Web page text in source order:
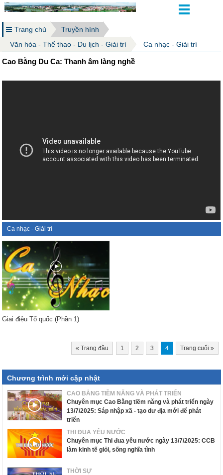
Trang chủ
Truyền hình
Văn hóa - Thể thao - Du lịch - Giải trí
Ca nhạc - Giải trí
Cao Bằng Du Ca: Thanh âm làng nghề
Ca nhạc - Giải trí
Giai điệu Tổ quốc (Phần 1)
« Trang đầu 1 2 3 4 Trang cuối »
Chương trình mới cập nhật
CAO BẰNG TIỀM NĂNG VÀ PHÁT TRIỂN
Chuyên mục Cao Bằng tiềm năng và phát triển ngày
13/7/2025: Sáp nhập xã - tạo dư địa mới để phát
triển
THI ĐUA YÊU NƯỚC
Chuyên mục Thi đua yêu nước ngày 13/7/2025: CCB
làm kinh tế giỏi, sống nghĩa tình
THỜI SỰ